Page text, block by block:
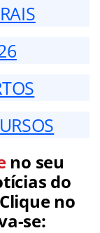
no seu
do
no
se: